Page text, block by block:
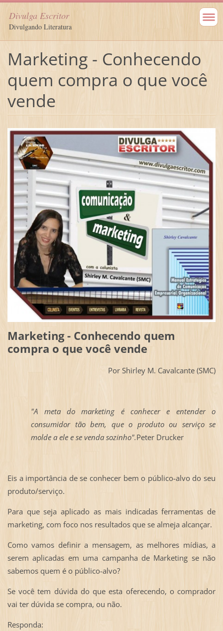
Divulga Escritor
Divulgando Literatura
Marketing - Conhecendo
quem compra o que você
vende
Marketing - Conhecendo quem
compra o que você vende
Por Shirley M. Cavalcante (SMC)
"A meta do marketing é conhecer e entender o
consumidor tão bem, que o produto ou serviço se
molde a ele e se venda sozinho".Peter Drucker
Eis a importância de se conhecer bem o público-alvo do seu
produto/serviço.
Para que seja aplicado as mais indicadas ferramentas de
marketing, com foco nos resultados que se almeja alcançar.
Como vamos definir a mensagem, as melhores mídias, a
serem aplicadas em uma campanha de Marketing se não
sabemos quem é o público-alvo?
Se você tem dúvida do que esta oferecendo, o comprador
vai ter dúvida se compra, ou não.
Responda: